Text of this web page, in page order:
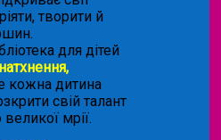
творити й
для дітей
кожна дитина
свій талант
мрії.